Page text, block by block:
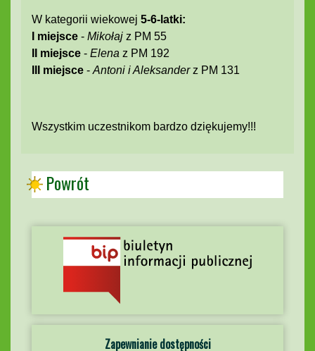
W kategorii wiekowej 5-6-latki:
I miejsce - Mikołaj z PM 55
II miejsce - Elena z PM 192
III miejsce - Antoni i Aleksanderz PM 131
Wszystkim uczestnikom bardzo dziękujemy!!!
Powrót
Zapewnianie dostępności